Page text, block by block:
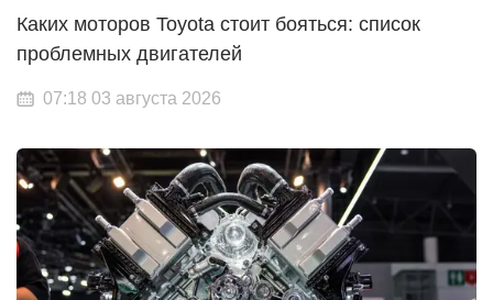
Каких моторов Toyota стоит бояться: список
проблемных двигателей
07:18 03 августа 2026